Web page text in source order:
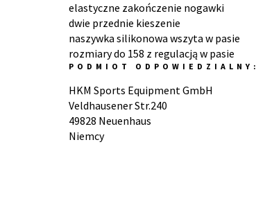
elastyczne zakończenie nogawki
dwie przednie kieszenie
naszywka silikonowa wszyta w pasie
rozmiary do 158 z regulacją w pasie
PODMIOT ODPOWIEDZIALNY:
HKM Sports Equipment GmbH
Veldhausener Str.240
49828 Neuenhaus
Niemcy